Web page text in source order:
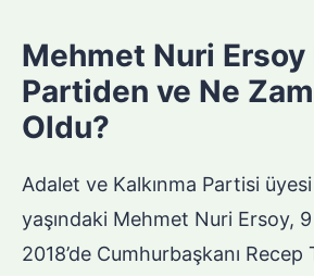
Mehmet Nuri Ersoy
Partiden ve Ne
Oldu?
Adalet ve Kalkınma Partisi
yaşındaki Mehmet Nuri Ersoy,
2018’de Cumhurbaşkanı